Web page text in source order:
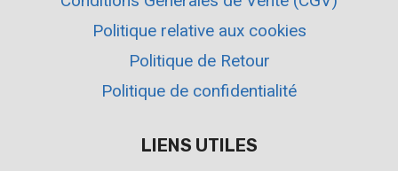
Politique relative aux cookies
Politique de Retour
Politique de confidentialité
LIENS UTILES